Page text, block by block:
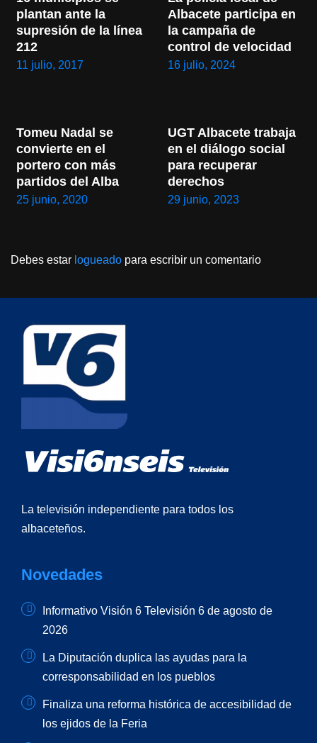
plantan ante la
supresión de la línea
212
11 julio, 2017
Albacete participa en
la campaña de
control de velocidad
16 julio, 2024
Tomeu Nadal se
convierte en el
portero con más
partidos del Alba
25 junio, 2020
UGT Albacete trabaja
en el diálogo social
para recuperar
derechos
29 junio, 2023
Debes estar logueado para escribir un comentario
La televisión independiente para todos los
albaceteños.
Novedades
Informativo Visión 6 Televisión 6 de agosto de
2026
La Diputación duplica las ayudas para la
corresponsabilidad en los pueblos
Finaliza una reforma histórica de accesibilidad de
los ejidos de la Feria